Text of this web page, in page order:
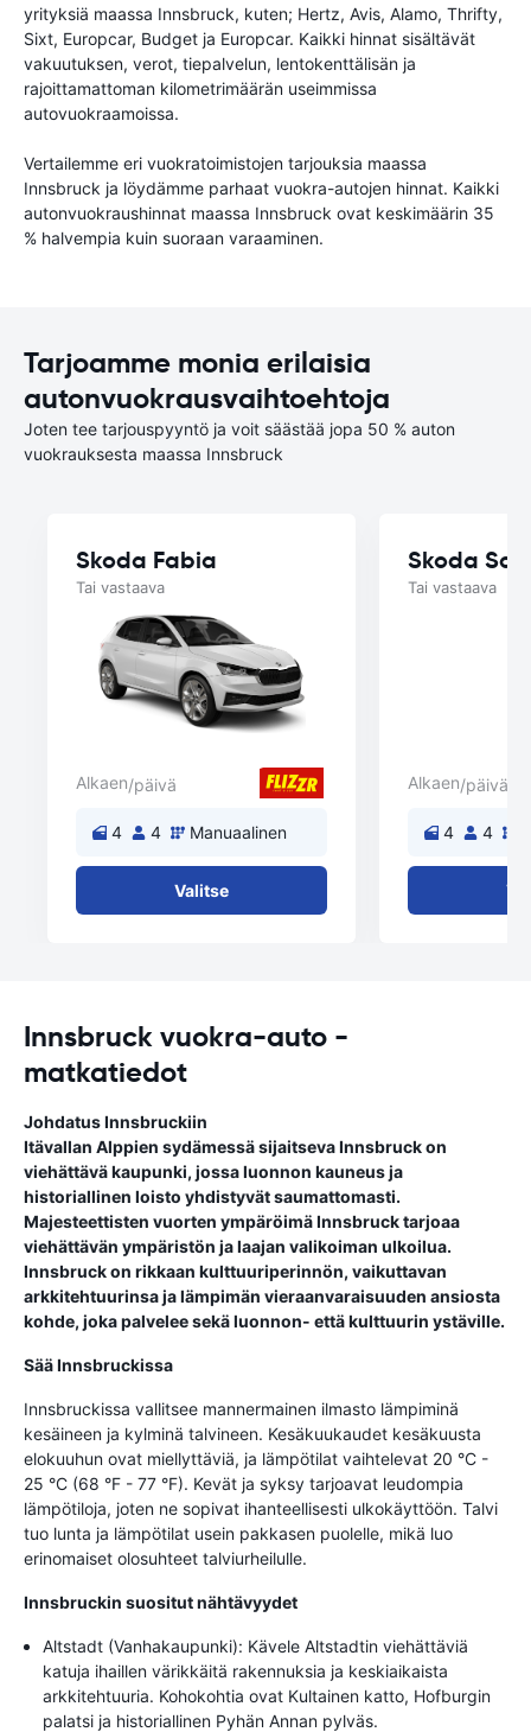
yrityksiä maassa Innsbruck, kuten; Hertz, Avis, Alamo, Thrifty,
Sixt, Europcar, Budget ja Europcar. Kaikki hinnat sisältävät
vakuutuksen, verot, tiepalvelun, lentokenttälisän ja
rajoittamattoman kilometrimäärän useimmissa
autovuokraamoissa.
Vertailemme eri vuokratoimistojen tarjouksia maassa
Innsbruck ja löydämme parhaat vuokra-autojen hinnat. Kaikki
autonvuokraushinnat maassa Innsbruck ovat keskimäärin 35
% halvempia kuin suoraan varaaminen.
Tarjoamme monia erilaisia
autonvuokrausvaihtoehtoja
Joten tee tarjouspyyntö ja voit säästää jopa 50 % auton
vuokrauksesta maassa Innsbruck
Skoda Fabia
Tai vastaava
Alkaen/päivä
4 4 Manuaalinen
Valitse
Skoda
Tai vastaava
Alkaen/päivä
4 4
Innsbruck vuokra-auto -
matkatiedot
Johdatus Innsbruckiin
Itävallan Alppien sydämessä sijaitseva Innsbruck on
viehättävä kaupunki, jossa luonnon kauneus ja
historiallinen loisto yhdistyvät saumattomasti.
Majesteettisten vuorten ympäröimä Innsbruck tarjoaa
viehättävän ympäristön ja laajan valikoiman ulkoilua.
Innsbruck on rikkaan kulttuuriperinnön, vaikuttavan
arkkitehtuurinsa ja lämpimän vieraanvaraisuuden ansiosta
kohde, joka palvelee sekä luonnon- että kulttuurin ystäville.
Sää Innsbruckissa
Innsbruckissa vallitsee mannermainen ilmasto lämpiminä
kesäineen ja kylminä talvineen. Kesäkuukaudet kesäkuusta
elokuuhun ovat miellyttäviä, ja lämpötilat vaihtelevat 20 °C -
25 °C (68 °F - 77 °F). Kevät ja syksy tarjoavat leudompia
lämpötiloja, joten ne sopivat ihanteellisesti ulkokäyttöön. Talvi
tuo lunta ja lämpötilat usein pakkasen puolelle, mikä luo
erinomaiset olosuhteet talviurheilulle.
Innsbruckin suositut nähtävyydet
Altstadt (Vanhakaupunki): Kävele Altstadtin viehättäviä
katuja ihaillen värikkäitä rakennuksia ja keskiaikaista
arkkitehtuuria. Kohokohtia ovat Kultainen katto, Hofburgin
palatsi ja historiallinen Pyhän Annan pylväs.